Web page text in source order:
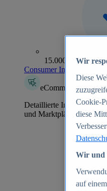
15.000+ Marken
Consumer Insights
eCommerce Insights
Detaillierte
und Marktplätzen
Wir
Diese
Cookie-
diese
Wir und
auf